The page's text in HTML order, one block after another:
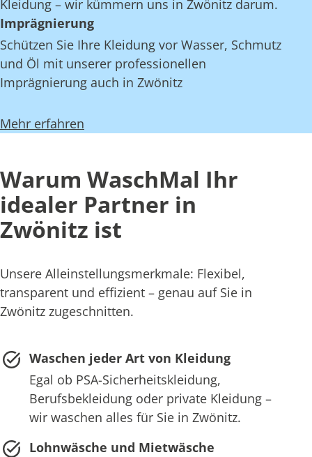
Kleidung – wir kümmern uns in Zwönitz darum.
Imprägnierung
Schützen Sie Ihre Kleidung vor Wasser, Schmutz
und Öl mit unserer professionellen
Imprägnierung auch in Zwönitz
Mehr erfahren
Warum WaschMal Ihr
idealer Partner in
Zwönitz ist
Unsere Alleinstellungsmerkmale: Flexibel,
transparent und effizient – genau auf Sie in
Zwönitz zugeschnitten.
Waschen jeder Art von Kleidung
Egal ob PSA-Sicherheitskleidung,
Berufsbekleidung oder private Kleidung –
wir waschen alles für Sie in Zwönitz.
Lohnwäsche und Mietwäsche